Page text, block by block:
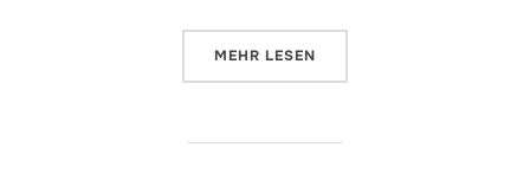
MEHR LESEN